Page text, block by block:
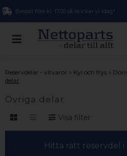
Beställ före kl. 17.00 så skickar vi idag*
Reservdelar - vitvaror » Kyl och frys »
delar
Övriga delar
Visa filter
Hitta rätt reservdel i